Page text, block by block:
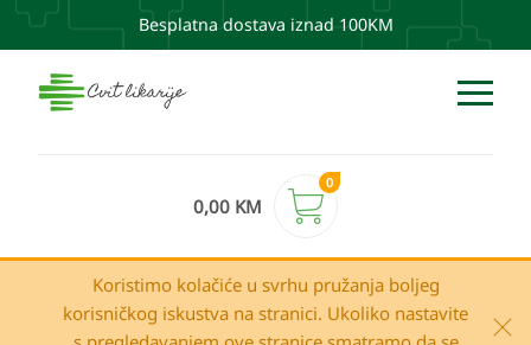
Besplatna dostava iznad 100KM
0,00 KM
0
Koristimo kolačiće u svrhu pružanja boljeg
korisničkog iskustva na stranici. Ukoliko nastavite